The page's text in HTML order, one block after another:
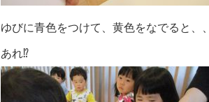
ゆびに青色をつけて、黄色をなでると、、
あれ⁉️